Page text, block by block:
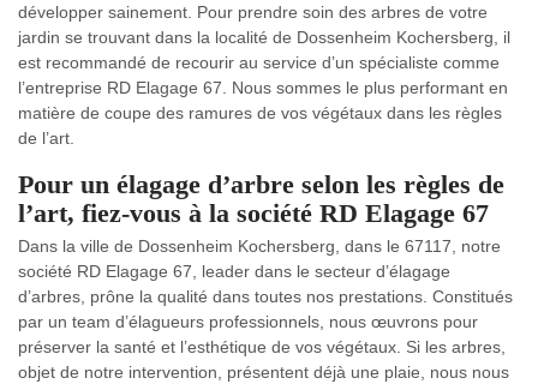
développer sainement. Pour prendre soin des arbres de votre
jardin se trouvant dans la localité de Dossenheim Kochersberg, il
est recommandé de recourir au service d’un spécialiste comme
l’entreprise RD Elagage 67. Nous sommes le plus performant en
matière de coupe des ramures de vos végétaux dans les règles
de l’art.
Pour un élagage d’arbre selon les règles de
l’art, fiez-vous à la société RD Elagage 67
Dans la ville de Dossenheim Kochersberg, dans le 67117, notre
société RD Elagage 67, leader dans le secteur d’élagage
d’arbres, prône la qualité dans toutes nos prestations. Constitués
par un team d’élagueurs professionnels, nous œuvrons pour
préserver la santé et l’esthétique de vos végétaux. Si les arbres,
objet de notre intervention, présentent déjà une plaie, nous nous